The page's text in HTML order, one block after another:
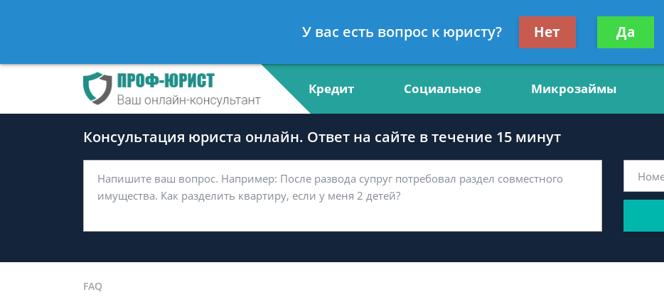
- Налоговый консультант, юрист по финансам
Получите консультацию
бесплатно
Кредит Социальное Микрозаймы
Консультация юриста онлайн. Ответ на сайте в течение 15 минут
FAQ
У вас есть вопрос к юристу? Нет Да